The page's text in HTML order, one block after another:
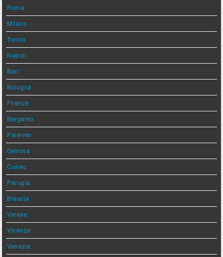
Roma
Milano
Torino
Napoli
Bari
Bologna
Firenze
Bergamo
Palermo
Genova
Cuneo
Perugia
Brescia
Varese
Vicenza
Venezia